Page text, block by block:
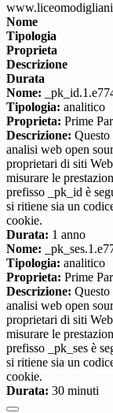
Nome
Tipologia
Proprieta
Descrizione
Durata
Nome:
Tipologia: analitico
Proprieta: Prime
Descrizione:
analisi web open
proprietari di siti
misurare le
prefisso _pk_id è
si ritiene sia un
cookie.
Durata: 1 anno
Nome:
Tipologia: analitico
Proprieta: Prime
Descrizione:
analisi web open
proprietari di siti
misurare le
prefisso _pk_ses è
si ritiene sia un
cookie.
Durata: 30 minuti